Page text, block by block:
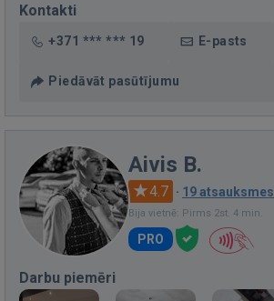
Kontakti
+371 *** *** 19 E-pasts
Piedāvāt pasūtījumu
Aivis B.
4.7 · 19 atsauksmes
Bija vietnē: Pirms 2st. 4 min.
PRO
Darbu piemēri